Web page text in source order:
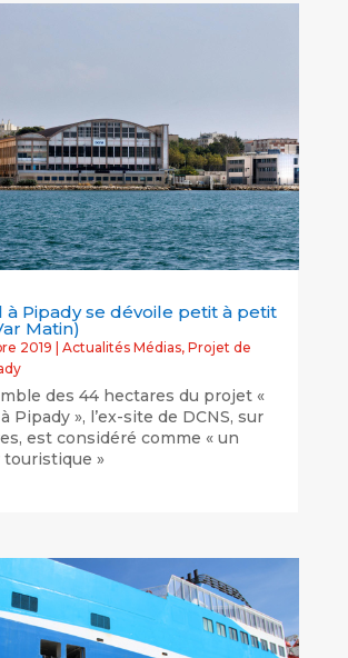
à Pipady se dévoile petit à petit
Matin)
2019 Actualités Médias, Projet de
des 44 hectares du projet «
Pipady », l’ex-site de DCNS, sur
est considéré comme « un
»